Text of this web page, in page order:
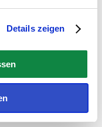
Details zeigen
Peters
König